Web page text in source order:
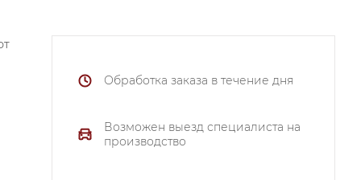
Обработка заказа в течение дня
Возможен выезд специалиста на
производство